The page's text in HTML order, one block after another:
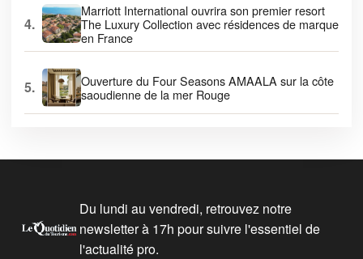
4.
Marriott International ouvrira son premier resort
The Luxury Collection avec résidences de marque
en France
5.
Ouverture du Four Seasons AMAALA sur la côte
saoudienne de la mer Rouge
Du lundi au vendredi, retrouvez notre
newsletter à 17h pour suivre l'essentiel de
l'actualité pro.